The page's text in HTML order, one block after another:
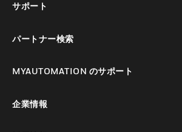
サポート
パートナー検索
MYAUTOMATION のサポート
企業情報